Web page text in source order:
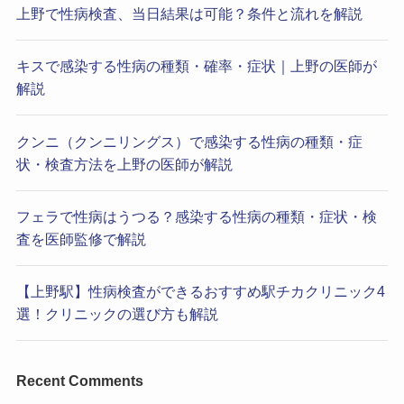
上野で性病検査、当日結果は可能？条件と流れを解説
キスで感染する性病の種類・確率・症状｜上野の医師が
解説
クンニ（クンニリングス）で感染する性病の種類・症
状・検査方法を上野の医師が解説
フェラで性病はうつる？感染する性病の種類・症状・検
査を医師監修で解説
【上野駅】性病検査ができるおすすめ駅チカクリニック4
選！クリニックの選び方も解説
Recent Comments